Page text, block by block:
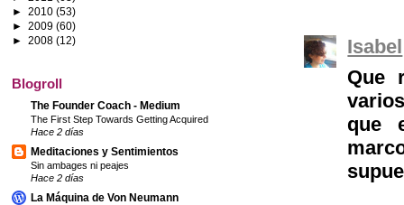
Isabel
Que
que
► 2010 (53)
► 2009 (60)
► 2008 (12)
Blogroll
The Founder Coach - Medium
The First Step Towards Getting Acquired
Hace 2 días
Meditaciones y Sentimientos
Sin ambages ni peajes
Hace 2 días
La Máquina de Von Neumann